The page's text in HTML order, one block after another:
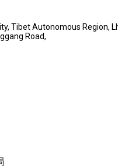
Tibet Autonomous Region,
Road,